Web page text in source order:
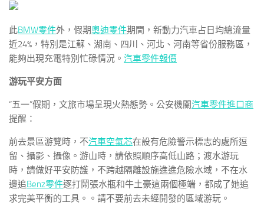
此BMW零件外，假期奧迪零件期間，新動力汽車占日均總流量
近24%，特別是江蘇、湖南、四川、河北、河南等省份服務區，
能夠出現充電特別忙碌情況。 汽車零件報價
游玩平安方面
“五一”假期，文旅市場呈現火熱態勢。公安機關汽車零件進口商
提醒：
前去景區游覽時，不汽車空氣芯在設有危險警示標志的處所逗
留、攝影、攝像。游山時，請依照順序高低山路；渡水游玩
時，請做好平安防護，不跨越隔離設施進進危險水域，不在水
邊追Benz零件逐打鬧張水瓶和牛土豪這兩個極端，都成了她追
求完美平衡的工具。。請不要前去未經開發的區域游玩。